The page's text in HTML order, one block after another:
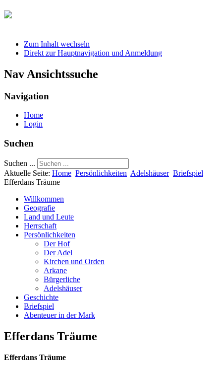
Zum Inhalt wechseln
Direkt zur Hauptnavigation und Anmeldung
Nav Ansichtssuche
Navigation
Home
Login
Suchen
Suchen ...
Aktuelle Seite: Home Persönlichkeiten Adelshäuser Briefspiel
Efferdans Träume
Willkommen
Geografie
Land und Leute
Herrschaft
Persönlichkeiten
Der Hof
Der Adel
Kirchen und Orden
Arkane
Bürgerliche
Adelshäuser
Geschichte
Briefspiel
Abenteuer in der Mark
Efferdans Träume
Efferdans Träume